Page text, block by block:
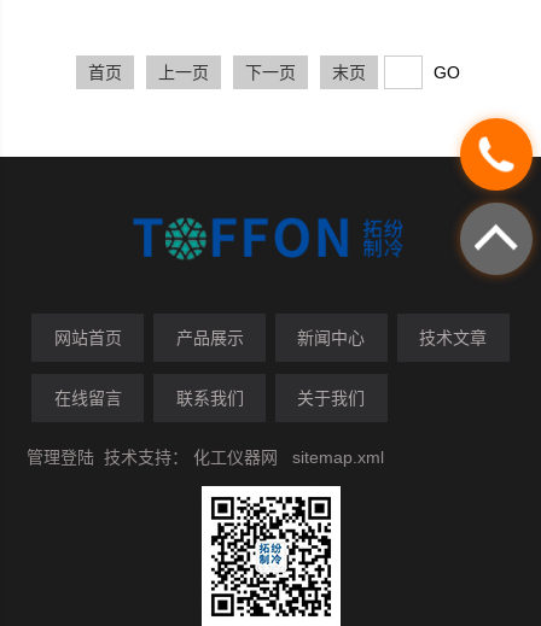
首页 上一页 下一页 末页
网站首页 产品展示 新闻中心 技术文章
在线留言 联系我们 关于我们
管理登陆 技术支持：化工仪器网 sitemap.xml